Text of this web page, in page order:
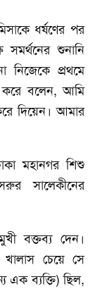
ধর্ষণের পর
শুনানি
নিজেকে প্রথমে
করে বলেন, আমি
দিয়েন। আমার
মহানগর শিশু
সালেকীনের
বক্তব্য দেন।
চেয়ে সে
এক ব্যক্তি) ছিল,